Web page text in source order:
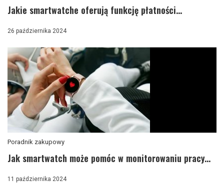
Jakie smartwatche oferują funkcję płatności...
26 października 2024
Poradnik zakupowy
Jak smartwatch może pomóc w monitorowaniu pracy...
11 października 2024